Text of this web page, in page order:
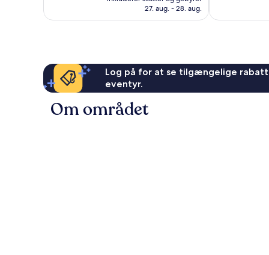
437 kr.
27. aug. - 28. aug.
Log på for at se tilgængelige
eventyr.
Om området